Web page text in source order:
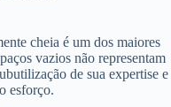
cheia é um dos maiores
vazios não representam
de sua expertise e
esforço.